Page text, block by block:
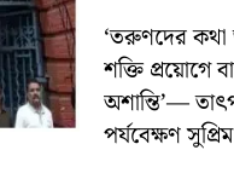
‘তরুণদের
শক্তি প্রয়োগে
অশান্তি’—
পর্যবেক্ষণ